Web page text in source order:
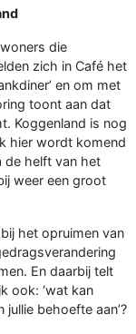
die
zich in Café het
en om met
toont aan dat
Koggenland is nog
hier wordt komend
de helft van het
weer een groot
het opruimen van
En daarbij telt
ook: ‘wat kan
behoefte aan’?